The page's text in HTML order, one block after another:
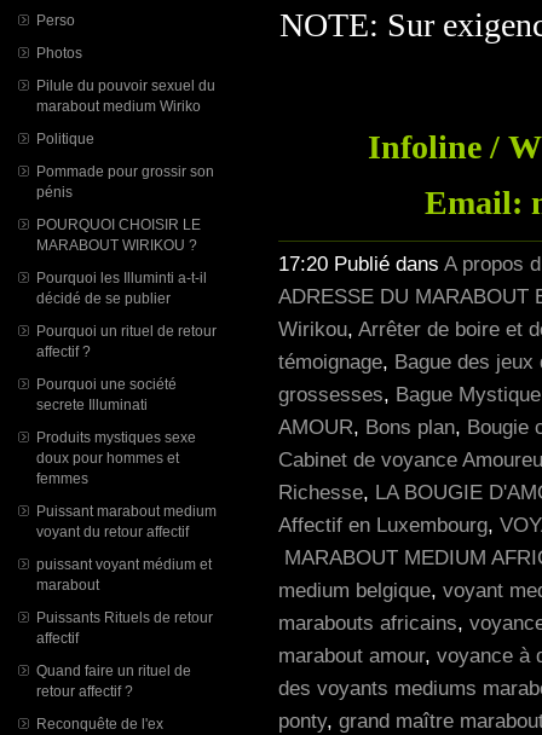
Perso
Photos
Pilule du pouvoir sexuel du
marabout medium Wiriko
Politique
Pommade pour grossir son
pénis
POURQUOI CHOISIR LE
MARABOUT WIRIKOU ?
Pourquoi les Illuminti a-t-il
décidé de se publier
Pourquoi un rituel de retour
affectif ?
Pourquoi une société
secrete Illuminati
Produits mystiques sexe
doux pour hommes et
femmes
Puissant marabout medium
voyant du retour affectif
puissant voyant médium et
marabout
Puissants Rituels de retour
affectif
Quand faire un rituel de
retour affectif ?
Reconquête de l'ex
NOTE: Sur
Infoline /
Email:
17:20 Publié dans A propos
ADRESSE DU MARABOUT
Wirikou, Arrêter de boire et
témoignage, Bague des jeux
grossesses, Bague
AMOUR, Bons plan, Bougie
Cabinet de voyance
Richesse, LA BOUGIE
Affectif en Luxembourg,
MARABOUT MEDIUM
medium belgique, voyant
marabouts africains,
marabout amour, voyance à
des voyants mediums
ponty, grand maître